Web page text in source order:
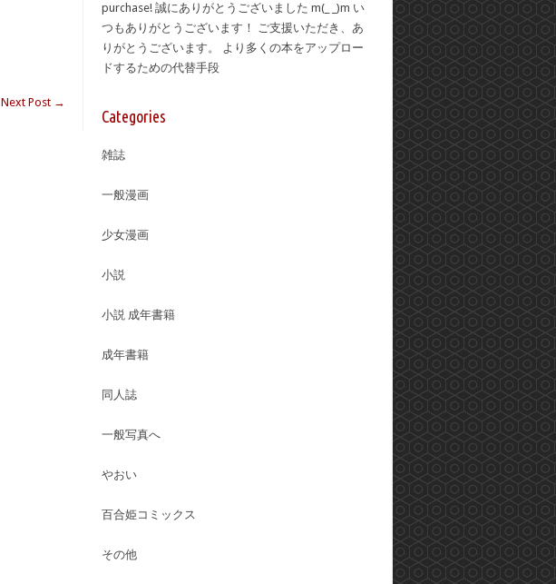
Next Post →
purchase! 誠にありがとうございました m(_ _)m い
つもありがとうございます！ ご支援いただき、あ
りがとうございます。 より多くの本をアップロー
ドするための代替手段
Categories
雑誌
一般漫画
少女漫画
小説
小説 成年書籍
成年書籍
同人誌
一般写真へ
やおい
百合姫コミックス
その他